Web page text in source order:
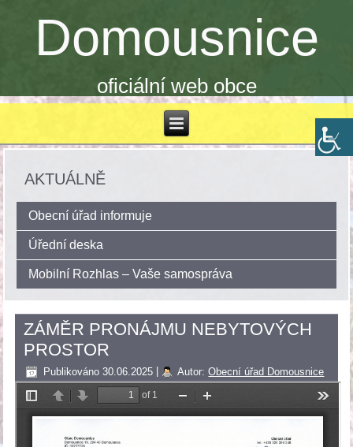
Domousnice
oficiální web obce
AKTUÁLNĚ
Obecní úřad informuje
Úřední deska
Mobilní Rozhlas – Vaše samospráva
ZÁMĚR PRONÁJMU NEBYTOVÝCH
PROSTOR
Publikováno 30.06.2025 Autor: Obecní úřad Domousnice